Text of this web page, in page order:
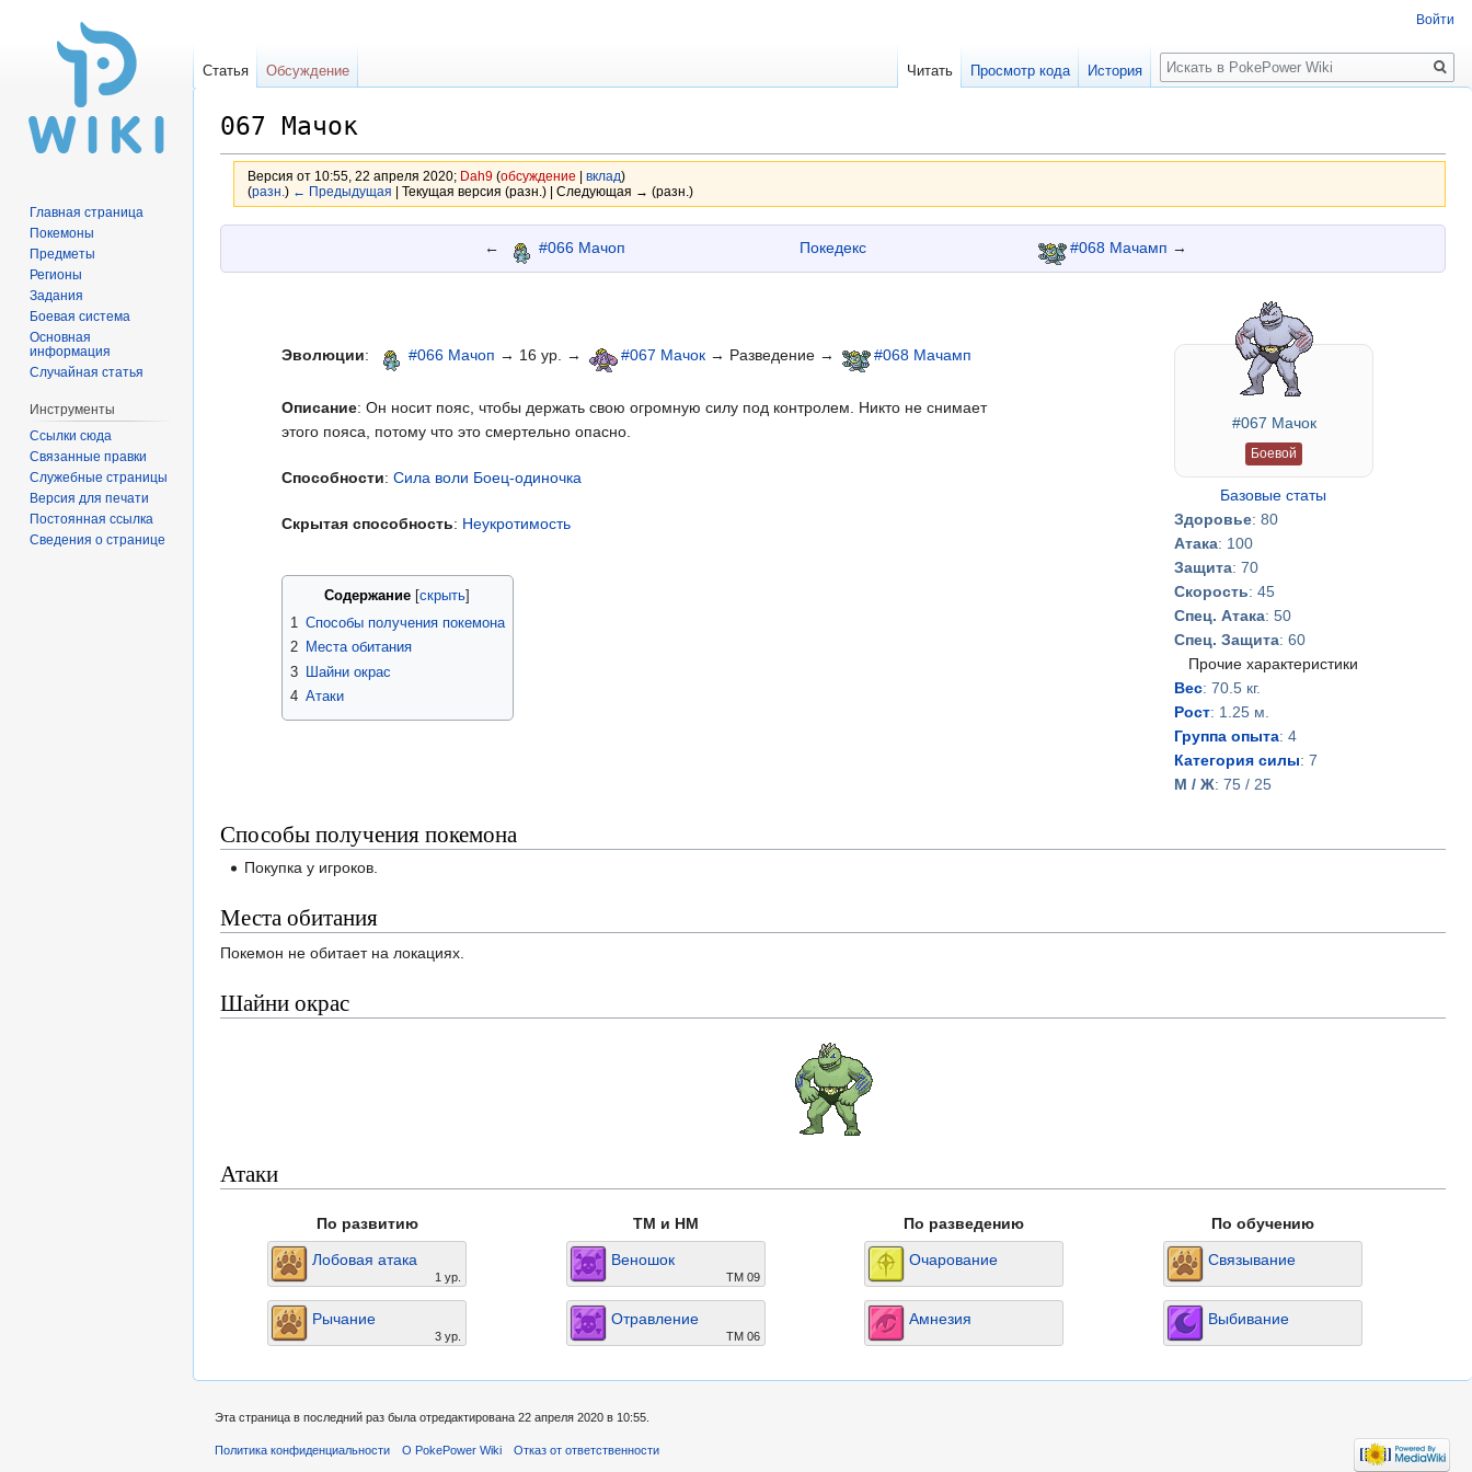
067 Мачок
Версия от 10:55, 22 апреля 2020; Dah9 (обсуждение | вклад)
(разн. ) ← Предыдущая | Текущая версия (разн.) | Следующая → (разн.)
← #066 Мачоп Покедекс #068 Мачамп →
#067 Мачок
Боевой
Базовые статы
Здоровье: 80
Атака: 100
Защита: 70
Скорость: 45
Спец. Атака: 50
Спец. Защита: 60
Прочие характеристики
Вес: 70.5 кг.
Рост: 1.25 м.
Группа опыта: 4
Категория силы: 7
М / Ж: 75 / 25
Эволюции: #066 Мачоп → 16 ур. → #067 Мачок→ Разведение → #068 Мачамп
Описание: Он носит пояс, чтобы держать свою огромную силу под контролем. Никто не снимает
этого пояса, потому что это смертельно опасно.
Способности: Сила воли Боец-одиночка
Скрытая способность: Неукротимость
Содержание
1 Способы получения покемона
2
Места обитания
3 Шайни окрас
4 Атаки
Способы получения покемона
Покупка у игроков.
Места обитания
Покемон не обитает на локациях.
Шайни окрас
Атаки
По развитию
Лобовая атака
1 ур.
Рычание
3 ур.
TM и HM
Веношок
TM 09
Отравление
TM 06
По разведению
Очарование
Амнезия
По обучению
Связывание
Выбивание
Войти
Статья Обсуждение Читать Просмотр кода История
Поиск
Главная страница
Покемоны
Предметы
Регионы
Задания
Боевая система
Основная
информация
Случайная статья
Инструменты
Ссылки сюда
Связанные правки
Служебные страницы
Версия для печати
Постоянная ссылка
Сведения о странице
Эта страница в последний раз была отредактирована 22 апреля 2020 в 10:55.
Политика конфиденциальности О PokePower Wiki Отказ от ответственности